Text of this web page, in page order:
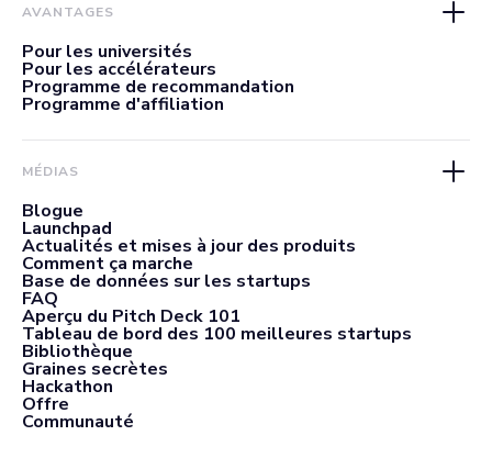
AVANTAGES
Pour les universités
Pour les accélérateurs
Programme de recommandation
Programme d'affiliation
MÉDIAS
Blogue
Launchpad
Actualités et mises à jour des produits
Comment ça marche
Base de données sur les startups
FAQ
Aperçu du Pitch Deck 101
Tableau de bord des 100 meilleures startups
Bibliothèque
Graines secrètes
Hackathon
Offre
Communauté